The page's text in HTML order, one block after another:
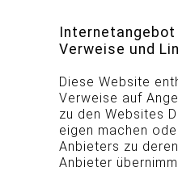
Verweise und
Diese Website
Verweise auf
zu den Websites
eigen machen
Anbieters zu
Anbieter